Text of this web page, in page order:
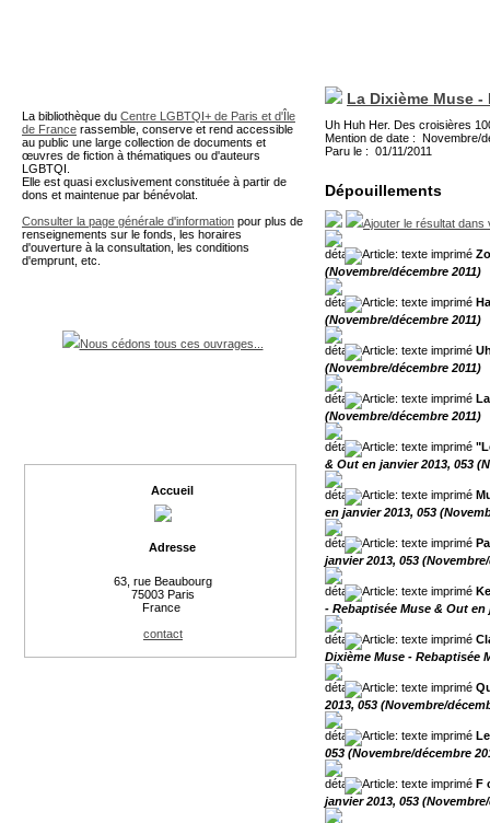
La Dixième Muse
Uh Huh Her. Des croisières
Mention de date : Novembre/
Paru le : 01/11/2011
Dépouillements
Ajouter le résultat dans
(Novembre/décembre 2011)
(Novembre/décembre 2011)
(Novembre/décembre 2011)
(Novembre/décembre 2011)
& Out en janvier 2013, 053
en janvier 2013, 053
janvier 2013, 053
- Rebaptisée Muse & Out en
Dixième Muse - Rebaptisée
2013, 053 (Novembre/
053 (Novembre/décembre
F
janvier 2013, 053
La bibliothèque du Centre LGBTQI+ de Paris et d'Île
de France rassemble, conserve et rend accessible
au public une large collection de documents et
œuvres de fiction à thématiques ou d'auteurs
LGBTQI.
Elle est quasi exclusivement constituée à partir de
dons et maintenue par bénévolat.
Consulter la page générale d'information pour plus de
renseignements sur le fonds, les horaires
d'ouverture à la consultation, les conditions
d'emprunt, etc.
Nous cédons tous ces ouvrages...
Accueil
Adresse
63, rue Beaubourg
75003 Paris
France
contact